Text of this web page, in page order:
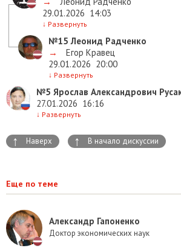
29.01.2026 14:03
↓ Развернуть
№15 Леонид Радченко
→
Егор Кравец
29.01.2026 20:00
↓ Развернуть
№5 Ярослав Александрович
27.01.2026 16:16
↓ Развернуть
↑ Наверх ↑ В начало дискуссии
Еще по теме
Александр Гапоненко
Доктор экономических наук